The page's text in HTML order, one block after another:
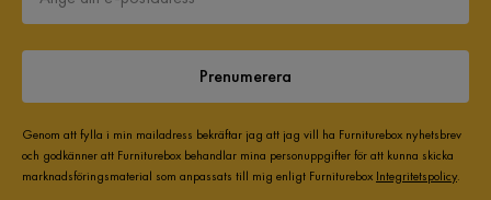
Prenumerera
Genom att fylla i min mailadress bekräftar jag att jag vill ha Furniturebox nyhetsbrev
och godkänner att Furniturebox behandlar mina personuppgifter för att kunna skicka
marknadsföringsmaterial som anpassats till mig enligt Furniturebox Integritetspolicy.